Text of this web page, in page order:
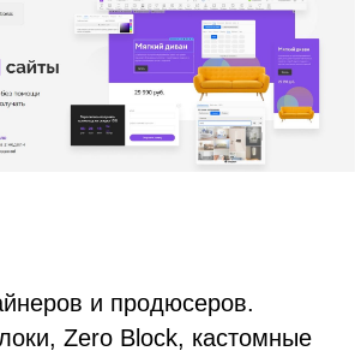
и продюсеров.
Zero Block, кастомные